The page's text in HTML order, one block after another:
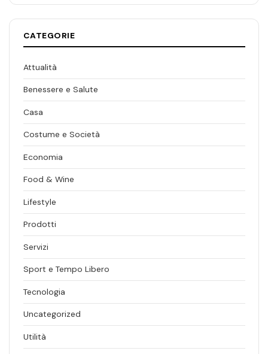
CATEGORIE
Attualità
Benessere e Salute
Casa
Costume e Società
Economia
Food & Wine
Lifestyle
Prodotti
Servizi
Sport e Tempo Libero
Tecnologia
Uncategorized
Utilità